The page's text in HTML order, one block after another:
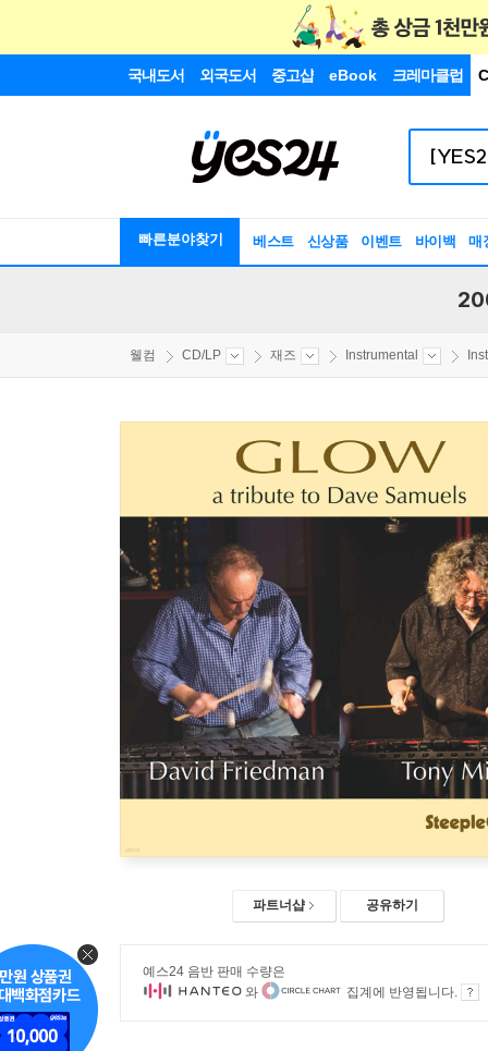
국내도서 외국도서 중고샵 eBook 크레마클럽
빠른분야찾기 베스트 신상품 이벤트 바이백 매
웰컴 CD/LP 재즈 Instrumental
파트너샵 공유하기
예스24 음반 판매 수량은
와
집계에 반영됩니다.